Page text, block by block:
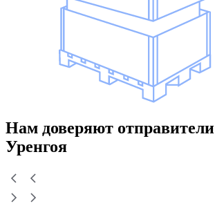
Нам доверяют отправители
Уренгоя